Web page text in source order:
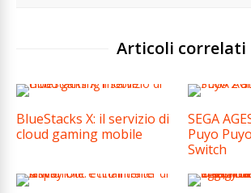
Articoli correlati
BlueStacks X: il servizio di
cloud gaming mobile
SEGA
Puyo
Switch